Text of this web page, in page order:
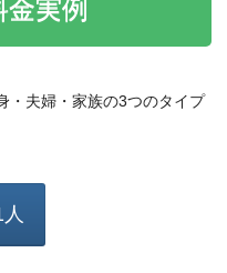
金実例
・夫婦・家族の3つのタイプ